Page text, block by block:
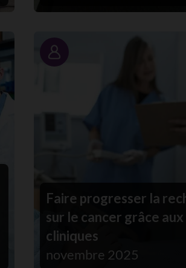
Portrait
Faire progresser la
sur le cancer grâce aux
cliniques
novembre 2025